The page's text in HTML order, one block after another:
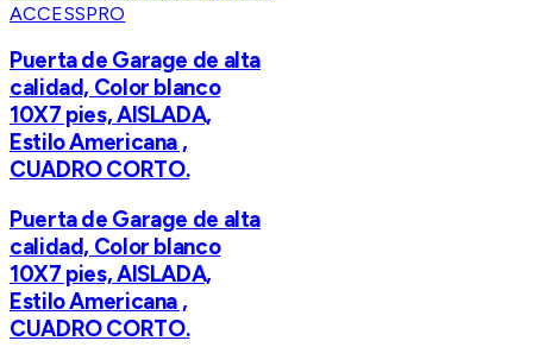
ACCESSPRO
Puerta de Garage de alta
calidad, Color blanco
10X7 pies, AISLADA,
Estilo Americana ,
CUADRO CORTO.
Puerta de Garage de alta
calidad, Color blanco
10X7 pies, AISLADA,
Estilo Americana ,
CUADRO CORTO.